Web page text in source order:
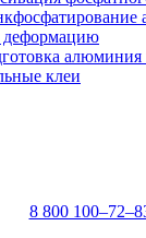
деформацию
алюминия
клеи
8 800